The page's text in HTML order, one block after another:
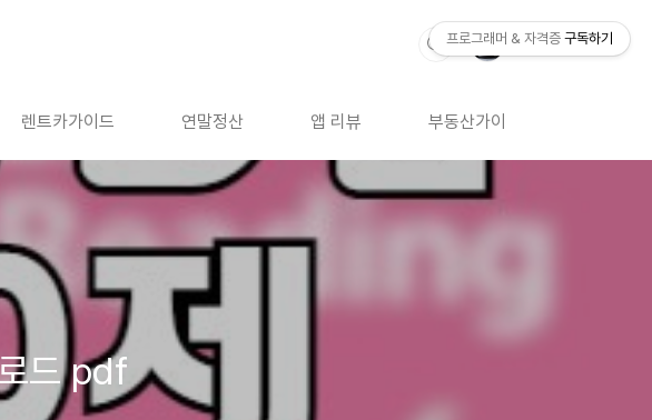
렌트카가이드 연말정산 앱 리뷰 부동산가이드
드 pdf
프로그래머 & 자격증 구독하기